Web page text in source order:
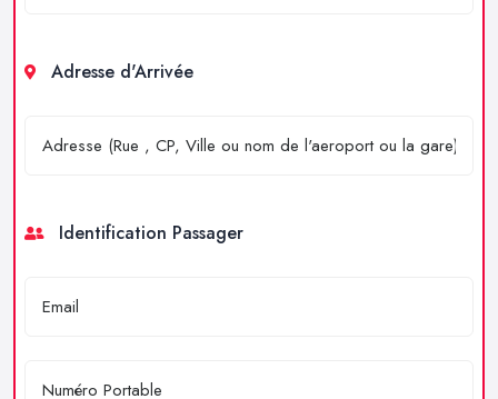
Adresse d'Arrivée
Identification Passager